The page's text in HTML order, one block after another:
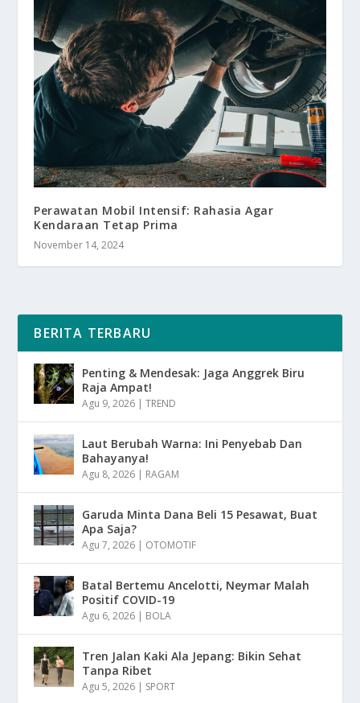
Perawatan Mobil Intensif: Rahasia Agar
Kendaraan Tetap Prima
November 14, 2024
BERITA TERBARU
Penting & Mendesak: Jaga Anggrek Biru
Raja Ampat!
Agu 9, 2026 |TREND
Laut Berubah Warna: Ini Penyebab Dan
Bahayanya!
Agu 8, 2026 | RAGAM
Garuda Minta Dana Beli 15 Pesawat, Buat
Apa Saja?
Agu 7, 2026 | OTOMOTIF
Batal Bertemu Ancelotti, Neymar Malah
Positif COVID-19
Agu 6, 2026 | BOLA
Tren Jalan Kaki Ala Jepang: Bikin Sehat
Tanpa Ribet
Agu 5, 2026 | SPORT